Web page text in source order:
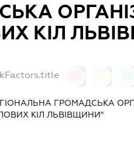
КІЛ
ГРОМАДСЬКА
КІЛ ЛЬВІВЩИНИ"